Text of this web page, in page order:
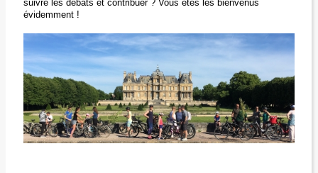
suivre les débats et contribuer ? Vous êtes les bienvenus
évidemment !